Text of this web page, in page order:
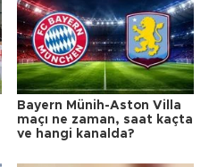
Bayern Münih-Aston Villa
maçı ne zaman, saat kaçta
ve hangi kanalda?